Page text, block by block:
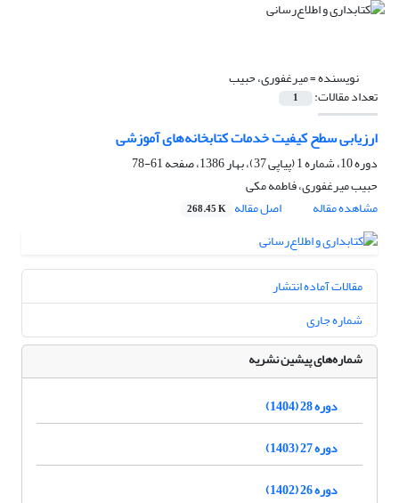
نویسنده =میرغفوری، حبیب
تعداد مقالات: 1
ارزیابی سطح کیفیت خدمات کتابخانه‌های آموزشی
دوره 10، شماره 1 (پیاپی 37)، بهار 1386، صفحه
61-78
حبیب میرغفوری، فاطمه مکی
مشاهده مقاله
اصل مقاله 268.45 K
مقالات آماده انتشار
شماره جاری
شماره‌های پیشین نشریه
دوره 28 (1404)
دوره 27 (1403)
دوره 26 (1402)